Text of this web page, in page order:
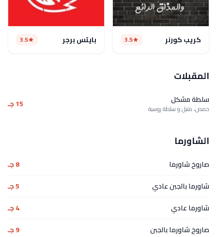
كريب كورنر 3.5 بايتس برجر 3.5
المقبلات
سلطة مشكل
حمص، متبل و سلطة روسية 15 جـ
الشاورما
صاروخ شاورما
8 جـ
شاورما بالجبن عادي
5 جـ
شاورما عادي
4 جـ
صاروخ شاورما بالجبن
9 جـ